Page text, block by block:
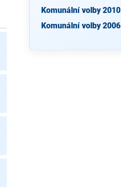
Komunální volby 2010
Komunální volby 2006